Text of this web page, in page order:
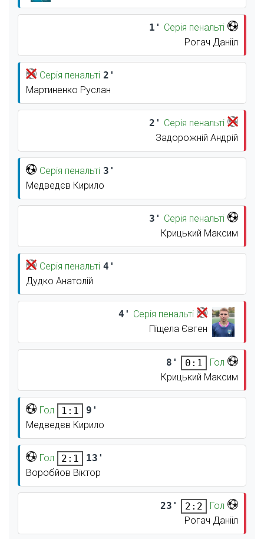
1' Серія пенальті
Рогач Данііл
Серія пенальті 2'
Мартиненко Руслан
2' Серія пенальті
Задорожній Андрій
Серія пенальті 3'
Медведєв Кирило
3' Серія пенальті
Крицький Максим
Серія пенальті 4'
Дудко Анатолій
4' Серія пенальті
Піщела Євген
8' 0:1
Гол
Крицький Максим
Гол 1:1
9'
Медведєв Кирило
Гол 2:1
13'
Воробйов Віктор
23' 2:2
Гол
Рогач Данііл